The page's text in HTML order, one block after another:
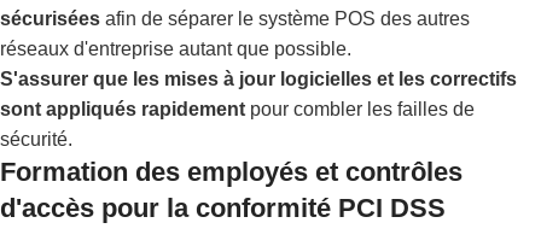
sécurisées afin de séparer le système POS des autres
réseaux d'entreprise autant que possible.
S'assurer que les mises à jour logicielles et les correctifs
sont appliqués rapidement pour combler les failles de
sécurité.
Formation des employés et contrôles
d'accès pour la conformité PCI DSS